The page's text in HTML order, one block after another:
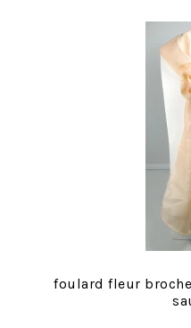
foulard fleur